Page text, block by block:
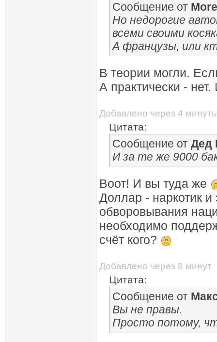
Сообщение от More
Но недорогие
всеми своими
А французы, или
В теории могли.
А практически -
Добавлено через 4
Цитата:
Сообщение от Дед
И за те же 9000
Воот! И вы туда же
Доллар - наркотик
обворовывания
необходимо
счёт кого?
Добавлено через 8 минут
Цитата:
Сообщение от
Вы не правы.
Просто потому,